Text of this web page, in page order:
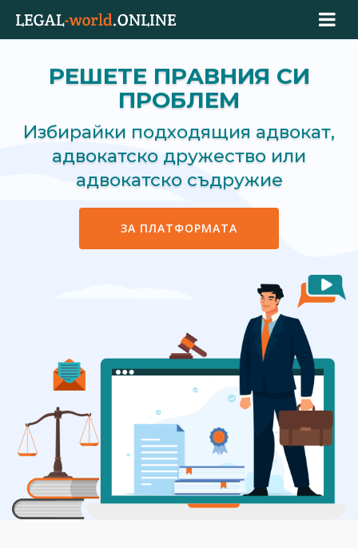
РЕШЕТЕ ПРАВНИЯ СИ
ПРОБЛЕМ
Избирайки подходящия адвокат,
адвокатско дружество или
адвокатско съдружие
ЗА ПЛАТФОРМАТА